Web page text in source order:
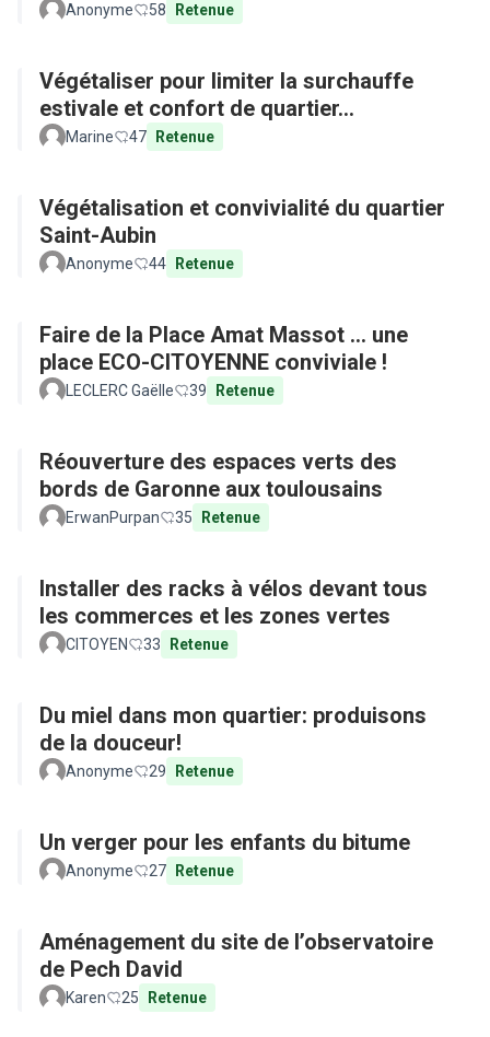
Anonyme 58 Retenue
Végétaliser pour limiter la surchauffe
estivale et confort de quartier...
Marine 47 Retenue
Végétalisation et convivialité du quartier
Saint-Aubin
Anonyme 44 Retenue
Faire de la Place Amat Massot ... une
place ECO-CITOYENNE conviviale !
LECLERC Gaëlle 39 Retenue
Réouverture des espaces verts des
bords de Garonne aux toulousains
ErwanPurpan 35 Retenue
Installer des racks à vélos devant tous
les commerces et les zones vertes
CITOYEN 33 Retenue
Du miel dans mon quartier: produisons
de la douceur!
Anonyme 29 Retenue
Un verger pour les enfants du bitume
Anonyme 27 Retenue
Aménagement du site de l’observatoire
de Pech David
Karen 25 Retenue